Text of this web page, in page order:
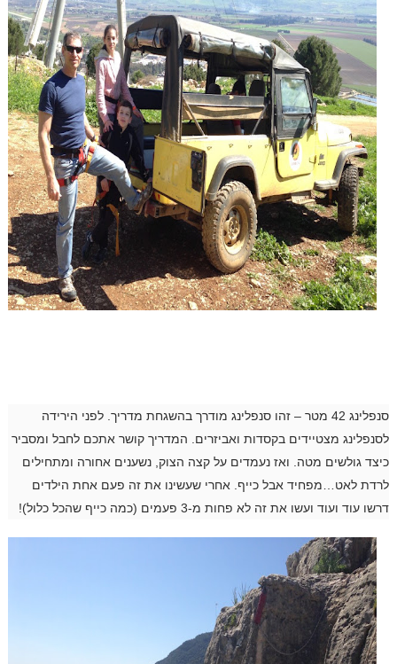
סנפלינג 42 מטר – זהו סנפלינג מודרך בהשגחת מדריך. לפני הירידה
לסנפלינג מצטיידים בקסדות ואביזרים. המדריך קושר אתכם לחבל ומסביר
כיצד גולשים מטה. ואז נעמדים על קצה הצוק, נשענים אחורה ומתחילים
לרדת לאט…מפחיד אבל כייף. אחרי שעשינו את זה פעם אחת הילדים
דרשו עוד ועוד ועשו את זה לא פחות מ-3 פעמים (כמה כייף שהכל כלול)!